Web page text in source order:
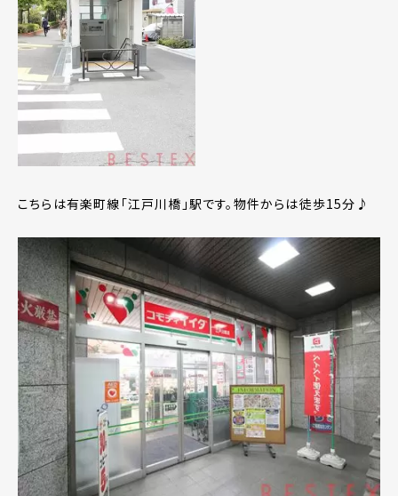
こちらは有楽町線「江戸川橋」駅です。物件からは徒歩15分♪